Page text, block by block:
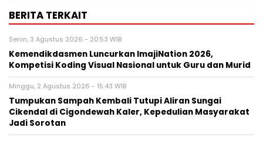
BERITA TERKAIT
Senin, 3 Agustus 2026 - 20:53 WIB
Kemendikdasmen Luncurkan ImajiNation 2026,
Kompetisi Koding Visual Nasional untuk Guru dan Murid
Minggu, 2 Agustus 2026 - 15:43 WIB
Tumpukan Sampah Kembali Tutupi Aliran Sungai
Cikendal di Cigondewah Kaler, Kepedulian Masyarakat
Jadi Sorotan